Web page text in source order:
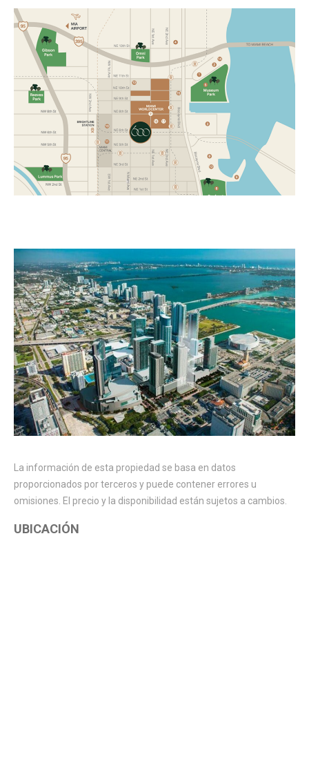
La información de esta propiedad se basa en datos
proporcionados por terceros y puede contener errores u
omisiones. El precio y la disponibilidad están sujetos a cambios.
UBICACIÓN